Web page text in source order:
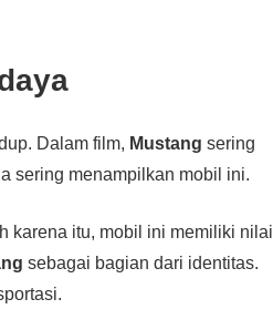
Dalam film, Mustang sering
sering menampilkan mobil ini.
karena itu, mobil ini memiliki nilai
sebagai bagian dari identitas.